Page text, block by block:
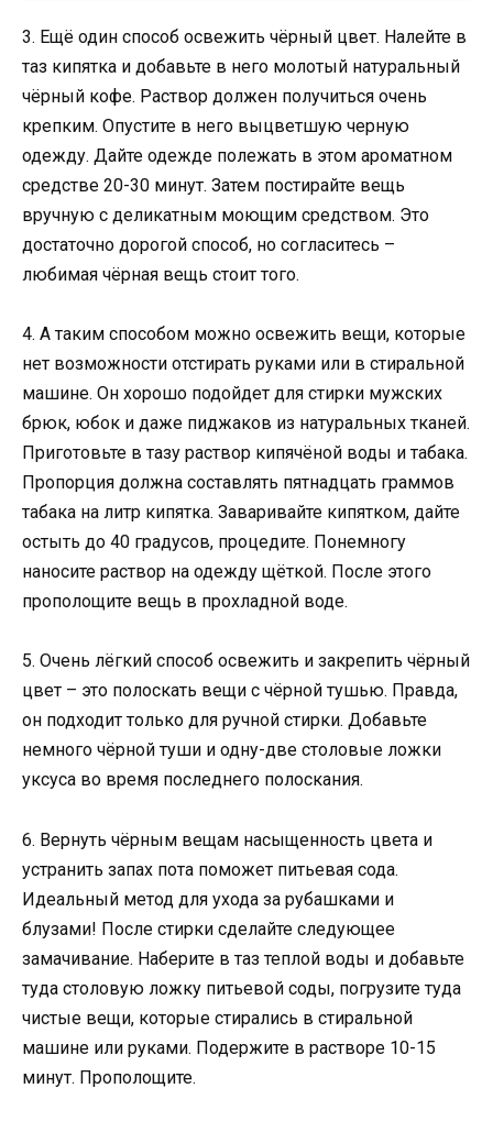
3. Ещё один способ освежить чёрный цвет. Налейте в
таз кипятка и добавьте в него молотый натуральный
чёрный кофе. Раствор должен получиться очень
крепким. Опустите в него выцветшую черную
одежду. Дайте одежде полежать в этом ароматном
средстве 20-30 минут. Затем постирайте вещь
вручную с деликатным моющим средством. Это
достаточно дорогой способ, но согласитесь –
любимая чёрная вещь стоит того.
4. А таким способом можно освежить вещи, которые
нет возможности отстирать руками или в стиральной
машине. Он хорошо подойдет для стирки мужских
брюк, юбок и даже пиджаков из натуральных тканей.
Приготовьте в тазу раствор кипячёной воды и табака.
Пропорция должна составлять пятнадцать граммов
табака на литр кипятка. Заваривайте кипятком, дайте
остыть до 40 градусов, процедите. Понемногу
наносите раствор на одежду щёткой. После этого
прополощите вещь в прохладной воде.
5. Очень лёгкий способ освежить и закрепить чёрный
цвет – это полоскать вещи с чёрной тушью. Правда,
он подходит только для ручной стирки. Добавьте
немного чёрной туши и одну-две столовые ложки
уксуса во время последнего полоскания.
6. Вернуть чёрным вещам насыщенность цвета и
устранить запах пота поможет питьевая сода.
Идеальный метод для ухода за рубашками и
блузами! После стирки сделайте следующее
замачивание. Наберите в таз теплой воды и добавьте
туда столовую ложку питьевой соды, погрузите туда
чистые вещи, которые стирались в стиральной
машине или руками. Подержите в растворе 10-15
минут. Прополощите.